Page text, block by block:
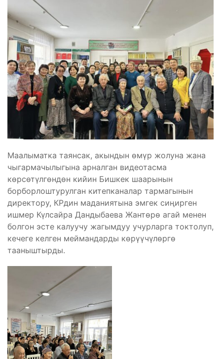
Маалыматка таянсак, акындын өмүр жолуна жана
чыгармачылыгына арналган видеотасма
көрсөтүлгөндөн кийин Бишкек шаарынын
борборлоштурулган китепканалар тармагынын
директору, КРдин маданиятына эмгек сиңирген
ишмер Күлсайра Дандыбаева Жантөрө агай менен
болгон эсте калуучу жагымдуу учурларга токтолуп,
кечеге келген меймандарды көрүүчүлөргө
тааныштырды.